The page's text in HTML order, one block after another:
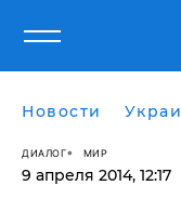
Новости
ДИАЛОГ МИР
9 апреля 2014, 12:17